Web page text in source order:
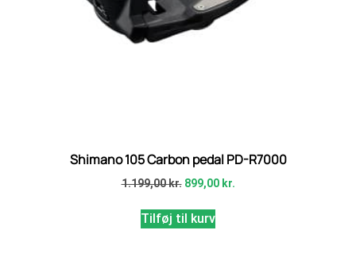
Shimano 105 Carbon pedal PD-R7000
1.199,00kr. 899,00 kr.
Tilføj til kurv